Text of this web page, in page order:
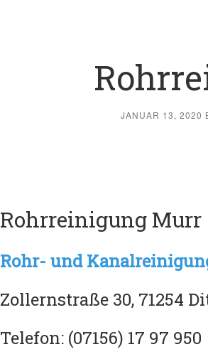
JANUAR 13, 2020
Rohrreinigung Murr
Rohr- und
Zollernstraße 30, 71254
Telefon: (07156) 17 97 950